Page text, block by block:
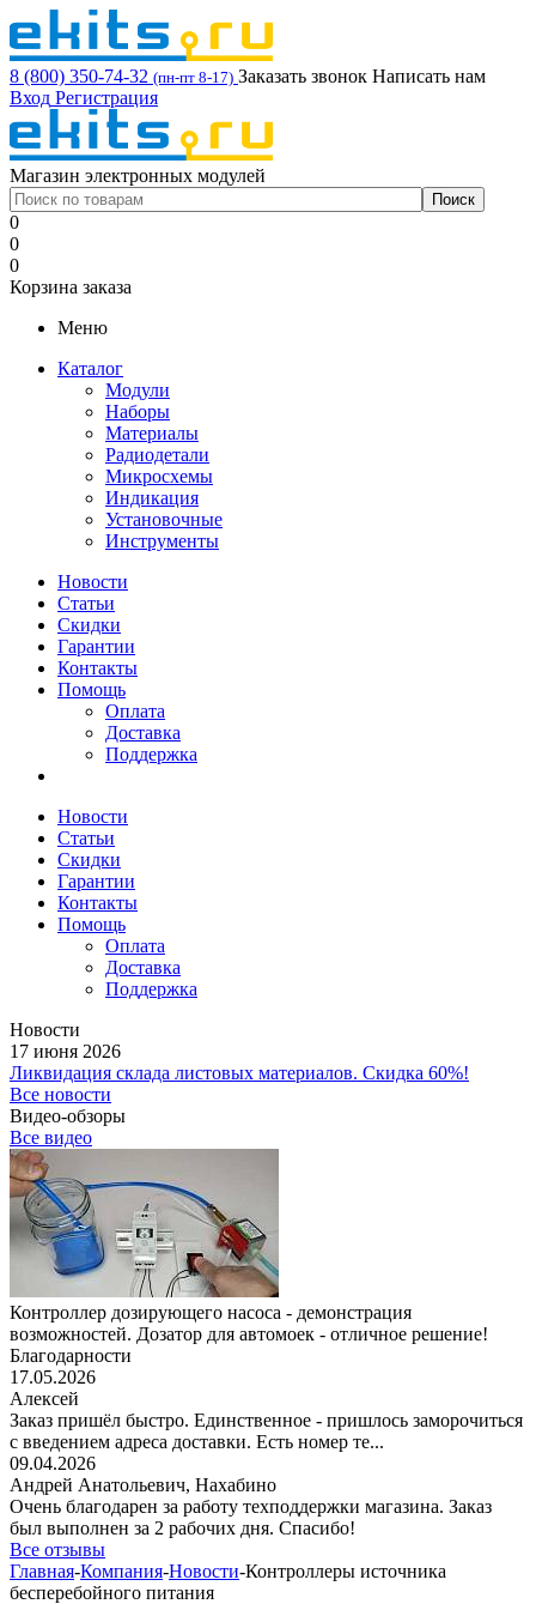
8 (800) 350-74-32 (пн-пт 8-17) Заказать звонок Написать нам
Вход Регистрация
Магазин электронных модулей
0
0
0
Корзина заказа
Меню
Каталог
Модули
Наборы
Материалы
Радиодетали
Микросхемы
Индикация
Установочные
Инструменты
Новости
Статьи
Скидки
Гарантии
Контакты
Помощь
Оплата
Доставка
Поддержка
Новости
Статьи
Скидки
Гарантии
Контакты
Помощь
Оплата
Доставка
Поддержка
Новости
17 июня 2026
Ликвидация склада листовых материалов. Скидка 60%!
Все новости
Видео-обзоры
Все видео
Контроллер дозирующего насоса - демонстрация
возможностей. Дозатор для автомоек - отличное решение!
Благодарности
17.05.2026
Алексей
Заказ пришёл быстро. Единственное - пришлось заморочиться
с введением адреса доставки. Есть номер те...
09.04.2026
Андрей Анатольевич, Нахабино
Очень благодарен за работу техподдержки магазина. Заказ
был выполнен за 2 рабочих дня. Спасибо!
Все отзывы
Главная-Компания-Новости-Контроллеры источника
бесперебойного питания